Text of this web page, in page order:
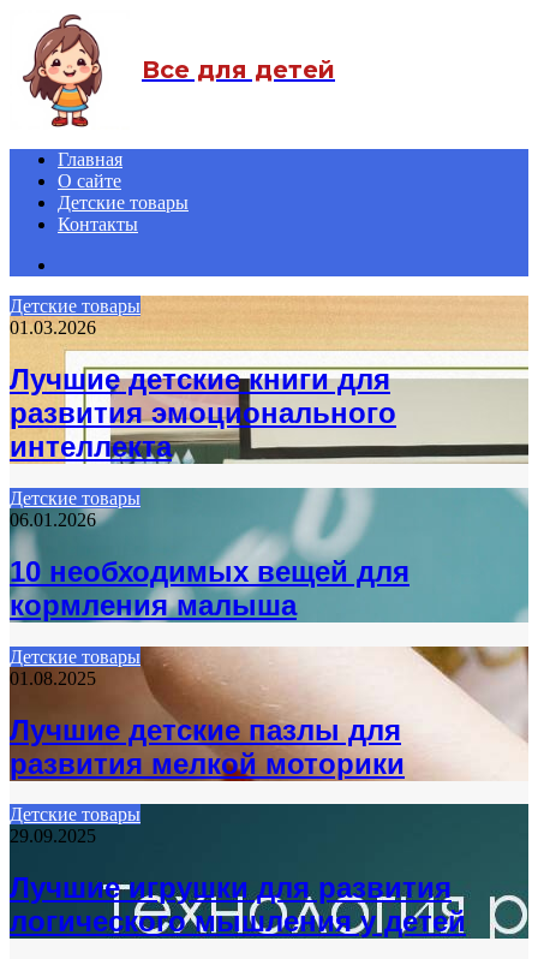
Все для детей
Главная
О сайте
Детские товары
Контакты
Детские товары
01.03.2026
Лучшие детские книги для
развития эмоционального
интеллекта
Детские товары
06.01.2026
10 необходимых вещей для
кормления малыша
Детские товары
01.08.2025
Лучшие детские пазлы для
развития мелкой моторики
Детские товары
29.09.2025
Лучшие игрушки для развития
логического мышления у детей